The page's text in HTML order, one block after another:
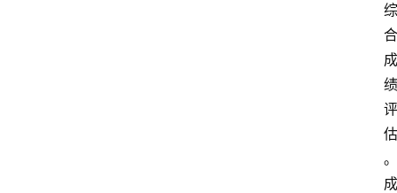
综
合
成
绩
评
估
。
成